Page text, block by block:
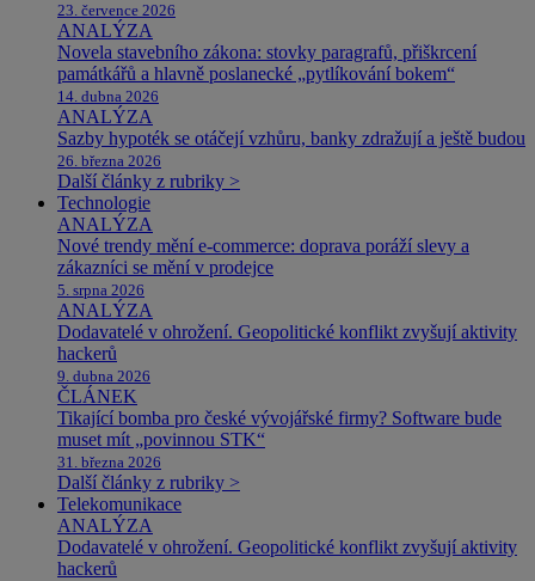
23. července 2026
ANALÝZA
Novela stavebního zákona: stovky paragrafů, přiškrcení
památkářů a hlavně poslanecké „pytlíkování bokem“
14. dubna 2026
ANALÝZA
Sazby hypoték se otáčejí vzhůru, banky zdražují a ještě budou
26. března 2026
Další články z rubriky >
Technologie
ANALÝZA
Nové trendy mění e-commerce: doprava poráží slevy a
zákazníci se mění v prodejce
5. srpna 2026
ANALÝZA
Dodavatelé v ohrožení. Geopolitické konflikt zvyšují aktivity
hackerů
9. dubna 2026
ČLÁNEK
Tikající bomba pro české vývojářské firmy? Software bude
muset mít „povinnou STK“
31. března 2026
Další články z rubriky >
Telekomunikace
ANALÝZA
Dodavatelé v ohrožení. Geopolitické konflikt zvyšují aktivity
hackerů